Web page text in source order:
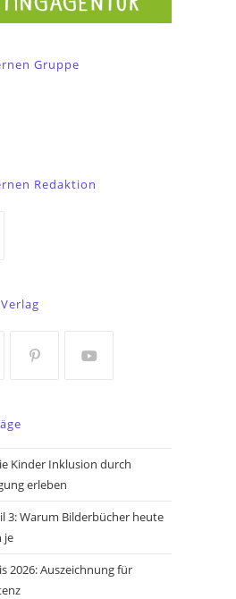
Gruppe
Redaktion
a
new
tab
new
tab
Kinder Inklusion durch
erleben
3: Warum Bilderbücher heute
je
2026: Auszeichnung für